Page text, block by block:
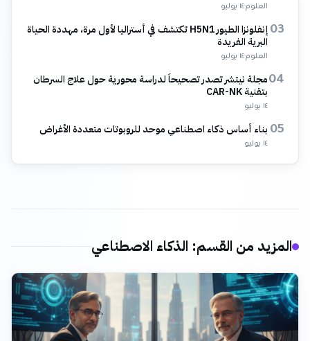
العلوم·١٤ يوليو
03
إنفلونزا الطيور H5N1 تكتشف في أستراليا لأول مرة، مهددة الحياة
البرية الفريدة
العلوم·١٤ يوليو
04مجلة نيتشر تصدر تصحيحاً لدراسة محورية حول علاج السرطان
بتقنية CAR-NK
١٤ يوليو
05 بناء أساس ذكاء اصطناعي موحد للروبوتات متعددة الأغراض
١٤ يوليو
المزيد من القسم: الذكاء الاصطناعي